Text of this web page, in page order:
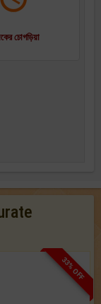
চোগড়িয়া
33% OFF